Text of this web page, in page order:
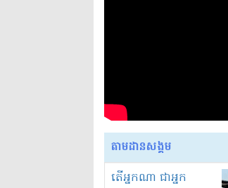
តាមដានសង្គម
តើអ្នកណា ជាអ្នក